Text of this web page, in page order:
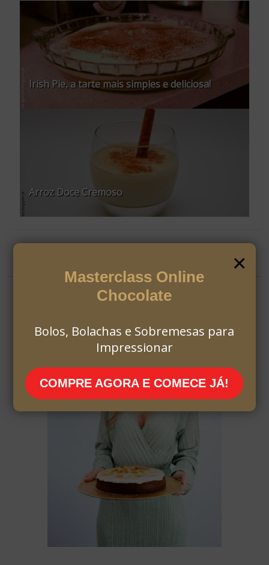
Irish Pie, a tarte mais simples e deliciosa!
Arroz Doce Cremoso
×
Masterclass Online
Chocolate
Bolos, Bolachas e Sobremesas para
Impressionar
COMPRE AGORA E COMECE JÁ!